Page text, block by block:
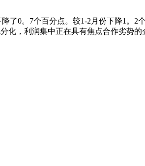
了0。7个百分点。较1-2月份下降1。2
化，利润集中正在具有焦点合作劣势的